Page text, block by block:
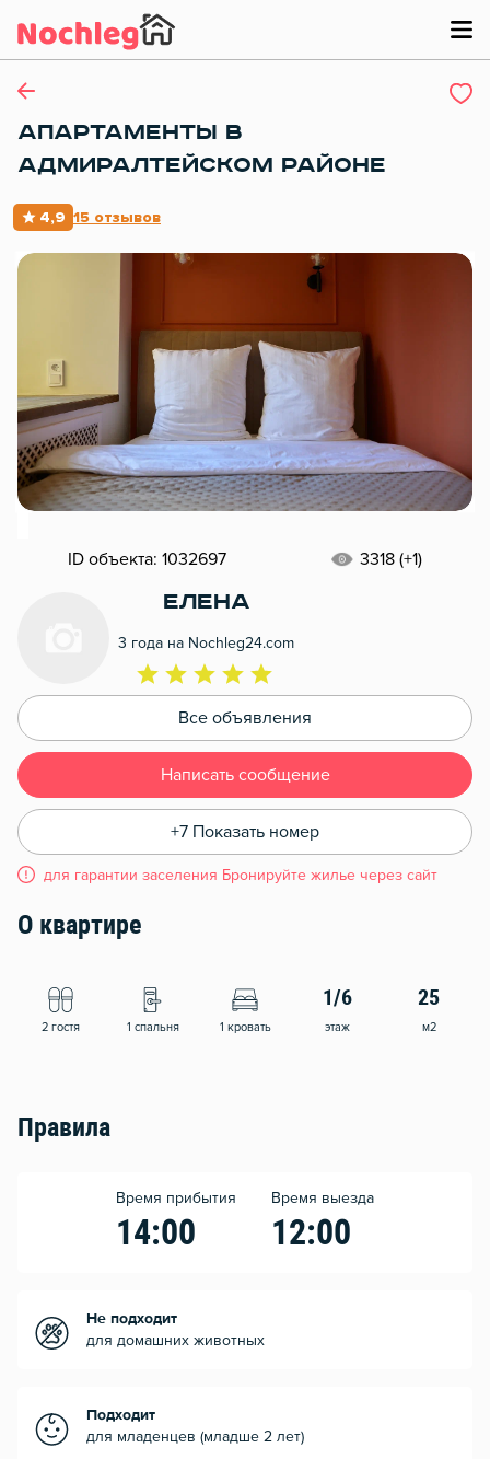
АПАРТАМЕНТЫ В
АДМИРАЛТЕЙСКОМ РАЙОНЕ
4,9 15 отзывов
ID объекта: 1032697 3318 (+1)
Елена
3 года на Nochleg24.com
Все объявления
Написать сообщение
+7 Показать номер
для гарантии заселения Бронируйте жилье через сайт
О квартире
2 гостя 1 спальня 1 кровать
1/6
этаж
25
м2
Правила
Время прибытия
14:00
Время выезда
12:00
Не подходит
для домашних животных
Подходит
для младенцев (младше 2 лет)